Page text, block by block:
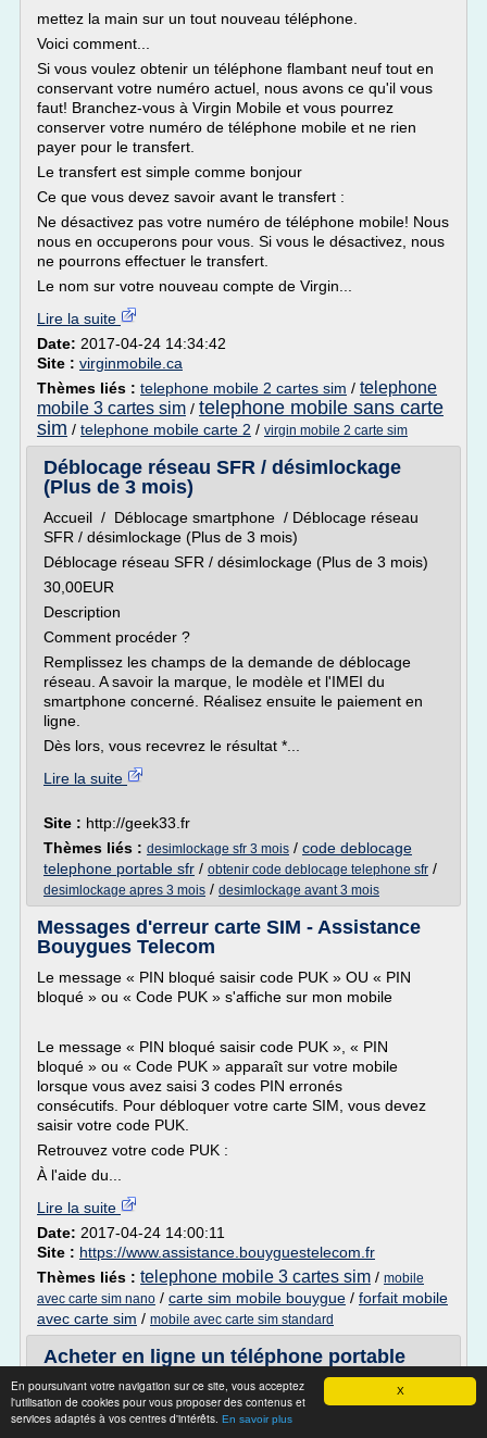
X
En poursuivant votre navigation sur ce site, vous acceptez
l'utilisation de cookies pour vous proposer des contenus et
services adaptés à vos centres d'intérêts. En savoir plus
mettez la main sur un tout nouveau téléphone.
Voici comment...
Si vous voulez obtenir un téléphone flambant neuf tout en
conservant votre numéro actuel, nous avons ce qu'il vous
faut! Branchez-vous à Virgin Mobile et vous pourrez
conserver votre numéro de téléphone mobile et ne rien
payer pour le transfert.
Le transfert est simple comme bonjour
Ce que vous devez savoir avant le transfert :
Ne désactivez pas votre numéro de téléphone mobile! Nous
nous en occuperons pour vous. Si vous le désactivez, nous
ne pourrons effectuer le transfert.
Le nom sur votre nouveau compte de Virgin...
Lire la suite
Date: 2017-04-24 14:34:42
Site : virginmobile.ca
Thèmes liés : telephone mobile 2 cartes sim / telephone
mobile 3 cartes sim / telephone mobile sans carte
sim / telephone mobile carte 2 / virgin mobile 2 carte sim
Déblocage réseau SFR / désimlockage
(Plus de 3 mois)
Accueil / Déblocage smartphone / Déblocage réseau
SFR / désimlockage (Plus de 3 mois)
Déblocage réseau SFR / désimlockage (Plus de 3 mois)
30,00EUR
Description
Comment procéder ?
Remplissez les champs de la demande de déblocage
réseau. A savoir la marque, le modèle et l'IMEI du
smartphone concerné. Réalisez ensuite le paiement en
ligne.
Dès lors, vous recevrez le résultat *...
Lire la suite
Site : http://geek33.fr
Thèmes liés : desimlockage sfr 3 mois / code deblocage
telephone portable sfr / obtenir code deblocage telephone sfr /
desimlockage apres 3 mois / desimlockage avant 3 mois
Messages d'erreur carte SIM - Assistance
Bouygues Telecom
Le message « PIN bloqué saisir code PUK » OU « PIN
bloqué » ou « Code PUK » s'affiche sur mon mobile
Le message « PIN bloqué saisir code PUK », « PIN
bloqué » ou « Code PUK » apparaît sur votre mobile
lorsque vous avez saisi 3 codes PIN erronés
consécutifs. Pour débloquer votre carte SIM, vous devez
saisir votre code PUK.
Retrouvez votre code PUK :
À l'aide du...
Lire la suite
Date: 2017-04-24 14:00:11
Site : https://www.assistance.bouyguestelecom.fr
Thèmes liés : telephone mobile 3 cartes sim / mobile
avec carte sim nano / carte sim mobile bouygue / forfait mobile
avec carte sim / mobile avec carte sim standard
Acheter en ligne un téléphone portable
tweet